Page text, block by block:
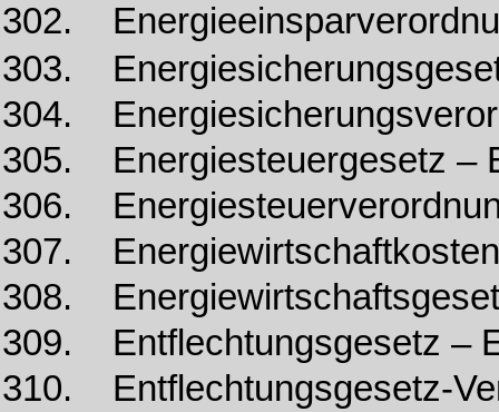
302.
303.
304.
305. Energiesteuergesetz –
306.
307.
308.
309. Entflechtungsgesetz –
310. Entflechtungsgesetz-